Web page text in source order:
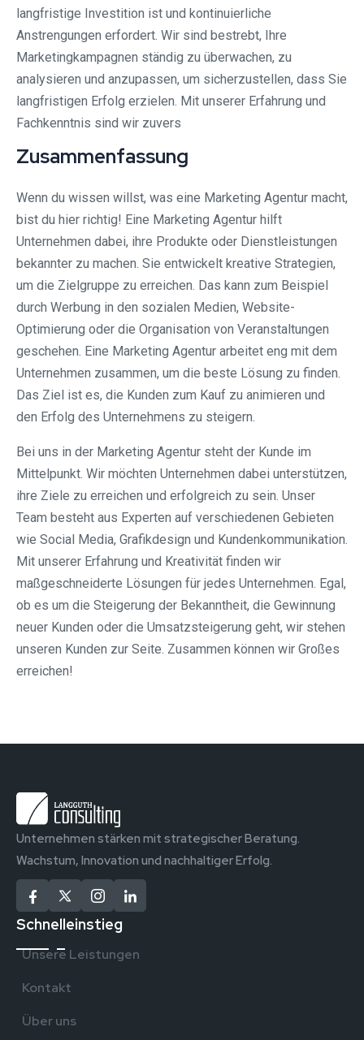
langfristige Investition ist und kontinuierliche
Anstrengungen erfordert. Wir sind bestrebt, Ihre
Marketingkampagnen ständig zu überwachen, zu
analysieren und anzupassen, um sicherzustellen, dass Sie
langfristigen Erfolg erzielen. Mit unserer Erfahrung und
Fachkenntnis sind wir zuvers
Zusammenfassung
Wenn du wissen willst, was eine Marketing Agentur macht,
bist du hier richtig! Eine Marketing Agentur hilft
Unternehmen dabei, ihre Produkte oder Dienstleistungen
bekannter zu machen. Sie entwickelt kreative Strategien,
um die Zielgruppe zu erreichen. Das kann zum Beispiel
durch Werbung in den sozialen Medien, Website-
Optimierung oder die Organisation von Veranstaltungen
geschehen. Eine Marketing Agentur arbeitet eng mit dem
Unternehmen zusammen, um die beste Lösung zu finden.
Das Ziel ist es, die Kunden zum Kauf zu animieren und
den Erfolg des Unternehmens zu steigern.
Bei uns in der Marketing Agentur steht der Kunde im
Mittelpunkt. Wir möchten Unternehmen dabei unterstützen,
ihre Ziele zu erreichen und erfolgreich zu sein. Unser
Team besteht aus Experten auf verschiedenen Gebieten
wie Social Media, Grafikdesign und Kundenkommunikation.
Mit unserer Erfahrung und Kreativität finden wir
maßgeschneiderte Lösungen für jedes Unternehmen. Egal,
ob es um die Steigerung der Bekanntheit, die Gewinnung
neuer Kunden oder die Umsatzsteigerung geht, wir stehen
unseren Kunden zur Seite. Zusammen können wir Großes
erreichen!
Unternehmen stärken mit strategischer Beratung.
Wachstum, Innovation und nachhaltiger Erfolg.
Schnelleinstieg
Unsere Leistungen
Kontakt
Über uns